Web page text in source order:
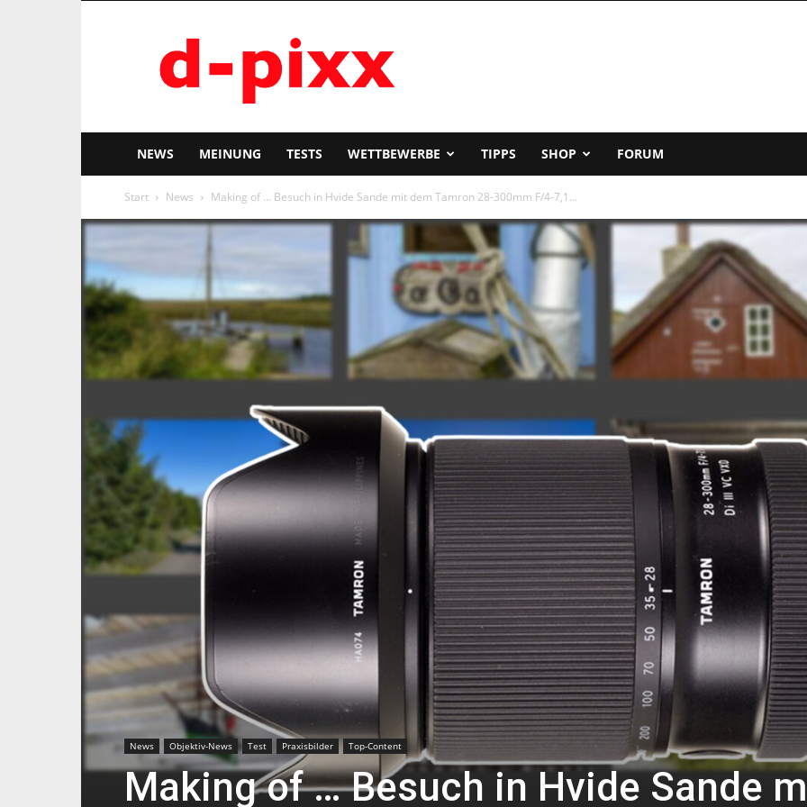
pixx
NEWS MEINUNG TESTS WETTBEWERBE TIPPS SHOP FORUM
Start News Making of … Besuch in Hvide Sande mit dem Tamron 28-300mm F/4-7,1...
News Objektiv-News Test Praxisbilder Top-Content
Making of … Besuch in Hvide Sande